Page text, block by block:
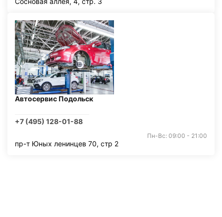
Автосервис Подольск
+7 (495) 128-01-88
Пн-Вс: 09:00 - 21:00
пр-т Юных ленинцев 70, стр 2